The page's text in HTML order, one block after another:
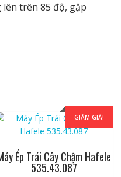
trên 85 độ, gập
GIẢM GIÁ!
Ép Trái Cây Chậm Hafele
535.43.087